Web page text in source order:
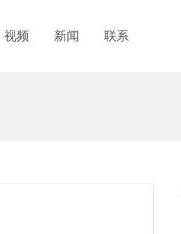
视频 新闻 联系